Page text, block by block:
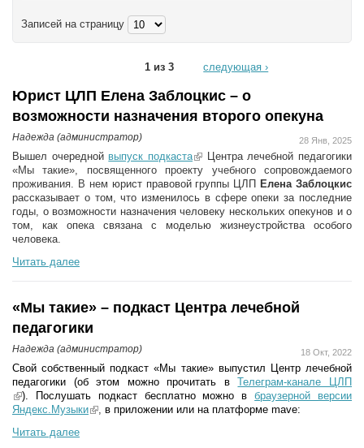
Записей на страницу
1 из 3 следующая ›
Юрист ЦЛП Елена Заблоцкис – о
возможности назначения второго опекуна
28 Янв, 2025
Надежда (администратор)
Вышел очередной выпуск подкаста(link is external)
Центра лечебной педагогики
«Мы такие», посвященного проекту учебного сопровождаемого
проживания. В нем юрист правовой группы ЦЛП Елена Заблоцкис
рассказывает о том, что изменилось в сфере опеки за последние
годы, о возможности назначения человеку нескольких опекунов и о
том, как опека связана с моделью жизнеустройства особого
человека.
Читать далее
«Мы такие» – подкаст Центра лечебной
педагогики
18 Окт, 2022
Надежда (администратор)
Свой собственный подкаст «Мы такие» выпустил Центр лечебной
педагогики (об этом можно прочитать вТелеграм-канале ЦЛП
(link is external)
). Послушать подкаст бесплатно можно вбраузерной версии
Яндекс.Музыки(link is external)
, в приложении или на платформе mave:
Читать далее